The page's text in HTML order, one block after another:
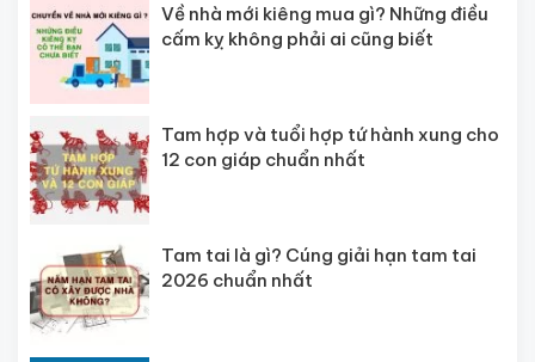
Về nhà mới kiêng mua gì? Những điều
cấm kỵ không phải ai cũng biết
Tam hợp và tuổi hợp tứ hành xung cho
12 con giáp chuẩn nhất
Tam tai là gì? Cúng giải hạn tam tai
2026 chuẩn nhất